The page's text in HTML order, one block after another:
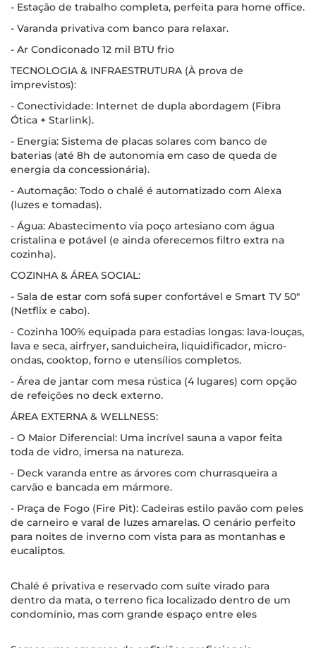
- Estação de trabalho completa, perfeita para home office.
- Varanda privativa com banco para relaxar.
- Ar Condiconado 12 mil BTU frio
TECNOLOGIA & INFRAESTRUTURA (À prova de
imprevistos):
- Conectividade: Internet de dupla abordagem (Fibra
Ótica + Starlink).
- Energia: Sistema de placas solares com banco de
baterias (até 8h de autonomia em caso de queda de
energia da concessionária).
- Automação: Todo o chalé é automatizado com Alexa
(luzes e tomadas).
- Água: Abastecimento via poço artesiano com água
cristalina e potável (e ainda oferecemos filtro extra na
cozinha).
COZINHA & ÁREA SOCIAL:
- Sala de estar com sofá super confortável e Smart TV 50"
(Netflix e cabo).
- Cozinha 100% equipada para estadias longas: lava-louças,
lava e seca, airfryer, sanduicheira, liquidificador, micro-
ondas, cooktop, forno e utensílios completos.
- Área de jantar com mesa rústica (4 lugares) com opção
de refeições no deck externo.
ÁREA EXTERNA & WELLNESS:
- O Maior Diferencial: Uma incrível sauna a vapor feita
toda de vidro, imersa na natureza.
- Deck varanda entre as árvores com churrasqueira a
carvão e bancada em mármore.
- Praça de Fogo (Fire Pit): Cadeiras estilo pavão com peles
de carneiro e varal de luzes amarelas. O cenário perfeito
para noites de inverno com vista para as montanhas e
eucaliptos.
Chalé é privativa e reservado com suíte virado para
dentro da mata, o terreno fica localizado dentro de um
condomínio, mas com grande espaço entre eles